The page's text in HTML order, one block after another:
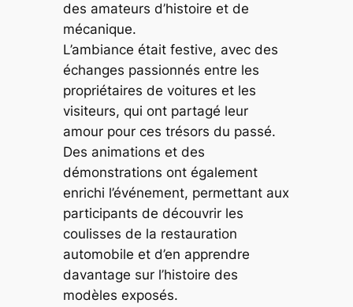
des amateurs d’histoire et de
mécanique.
L’ambiance était festive, avec des
échanges passionnés entre les
propriétaires de voitures et les
visiteurs, qui ont partagé leur
amour pour ces trésors du passé.
Des animations et des
démonstrations ont également
enrichi l’événement, permettant aux
participants de découvrir les
coulisses de la restauration
automobile et d’en apprendre
davantage sur l’histoire des
modèles exposés.